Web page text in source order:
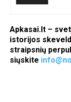
Apkasai.lt –
istorijos
straipsnių
siųskite